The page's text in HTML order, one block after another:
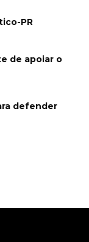
PR
de apoiar o
defender